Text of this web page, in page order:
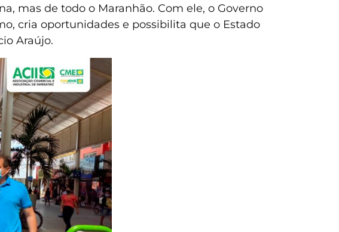
mas de todo o Maranhão. Com ele, o Governo
cria oportunidades e possibilita que o Estado
Araújo.